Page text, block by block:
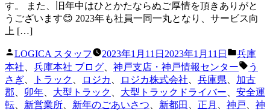
す。 また、旧年中はひとかたならぬご厚情を頂きありがと
うございます😊 2023年も社員一同一丸となり、サービス向
上 […]
投
稿
者:
LOGICA スタッフ 2023年1月11日 2023年1月11日
カ
テ
ゴ
リ
ー:
兵庫
本社、 兵庫本社 ブログ、 神戸支店・神戸情報センター
タ
グ:
う
さぎ、 トラック 、 ロジカ 、 ロジカ株式会社、 兵庫県、 加古
郡、 卯年、 大型トラック 、 大型トラックドライバー、 安全運
転、 新営業所、 新年のごあいさつ、 新都田 、 正月 、 神戸、 神